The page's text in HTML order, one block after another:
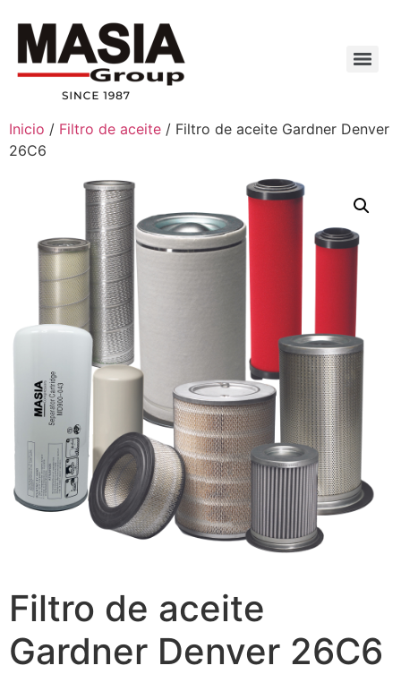
Inicio / Filtro de aceite / Filtro de aceite Gardner Denver
26C6
Filtro de aceite
Gardner Denver 26C6